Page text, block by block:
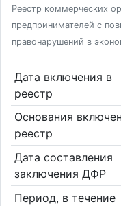
Реестр коммерческих
предпринимателей с
правонарушений в
Дата включения в
реестр
Основания
реестр
Дата составления
заключения ДФР
Период, в течение